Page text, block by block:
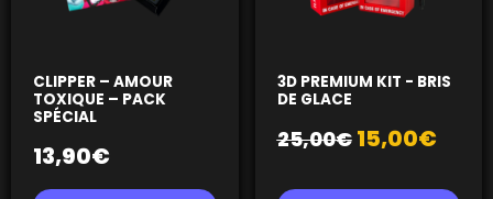
CLIPPER – AMOUR
TOXIQUE – PACK
SPÉCIAL
13,90€
3D PREMIUM KIT - BRIS
DE GLACE
25,00€ 15,00€